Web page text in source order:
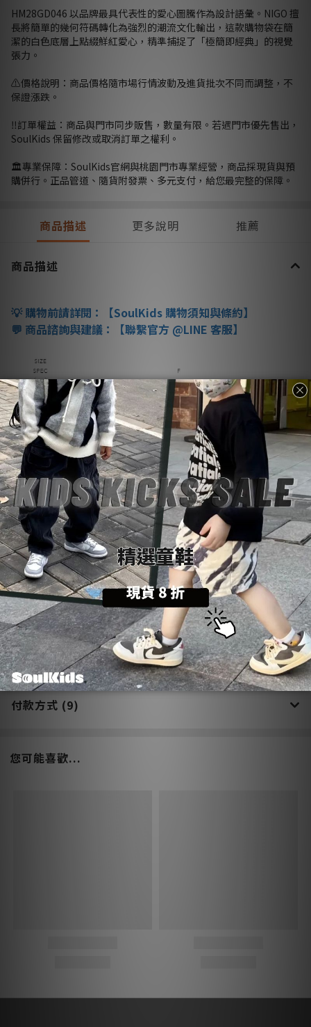
HM28GD046 以品牌最具代表性的愛心圖騰作為設計語彙。NIGO 擅
長將簡單的幾何符碼轉化為強烈的潮流文化輸出，這款購物袋在簡
潔的白色底層上點綴鮮紅愛心，精準捕捉了「極簡即經典」的視覺
張力。
⚠️價格說明：商品價格隨市場行情波動及進貨批次不同而調整，不
保證漲跌。
‼️訂單權益：商品與門市同步販售，數量有限。若遇門市優先售出，
SoulKids 保留修改或取消訂單之權利。
🏛️專業保障：SoulKids官網與桃園門市專業經營，商品採現貨與預
購併行。正品管道、隨貨附發票、多元支付，給您最完整的保障。
商品描述 更多說明 推薦
商品描述
💡 購物前請詳閱：【SoulKids 購物須知與條約】
💬 商品諮詢與建議：【聯繫官方 @LINE 客服】
更多說明
送貨方式 (6)
付款方式 (9)
您可能喜歡...